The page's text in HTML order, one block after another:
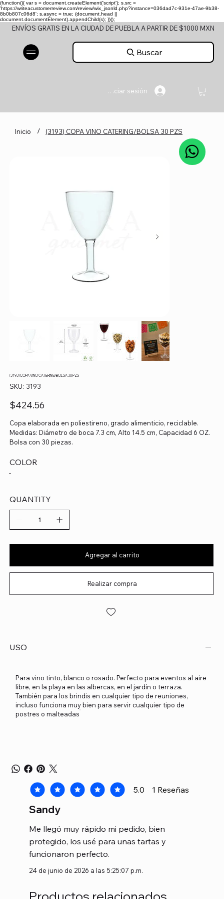
(function(){ var s = document.createElement('script'); s.src =
'https://writeacustomerreview.com/review/wix_jsonld.php?instance=036dad7c-931e-47ae-9b38-
8b0b807c06d8'; s.async = true; (document.head ||
document.documentElement).appendChild(s); })();
ENVÍOS GRATIS EN LA CIUDAD DE PUEBLA A PARTIR DE $1000 MXN
Buscar
Iniciar sesión
Inicio / (3193) COPA VINO CATERING/BOLSA 30 PZS
(3193) COPA VINO CATERING/BOLSA 30 PZS
SKU: SKU
3193
3193
Precio
$424.56
Copa elaborada en poliestireno, grado alimenticio, reciclable.
Medidas: Diámetro de boca 7.3 cm, Alto 14.5 cm, Capacidad 6 OZ.
Bolsa con 30 piezas.
COLOR
QUANTITY
Agregar al carrito
Realizar compra
USO
Para vino tinto, blanco o rosado. Perfecto para eventos al aire
libre, en la playa en las albercas, en el jardín o terraza.
También para los brindis en cualquier tipo de reuniones,
incluso funciona muy bien para servir cualquier tipo de
postres o malteadas
5.0 1 Reseñas
la calificación promedio es 5 de 5, basada en 1
Sandy
Me llegó muy rápido mi pedido, bien
protegido, los usé para unas tartas y
funcionaron perfecto.
24 de junio de 2026 a las 5:25:07 p.m.